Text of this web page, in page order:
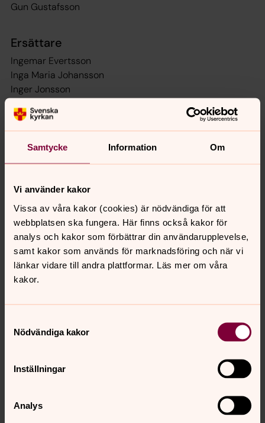
Samtycke Information Om
Vi använder kakor
Vissa av våra kakor (cookies) är nödvändiga för att
webbplatsen ska fungera. Här finns också kakor för
analys och kakor som förbättrar din användarupplevelse,
samt kakor som används för marknadsföring och när vi
länkar vidare till andra plattformar. Läs mer om våra
kakor.
Nödvändiga kakor
Inställningar
Analys
Gun Gustafsson
Ersättare
Ingemar Evertsson
Inga Maria Johansson
Inger Jonsson
Emanuel Carlsson, kyrkoherde
Anita Nilsson Ingvarsdotter, komminister
GDPR: Ideella medarbetare och
ledare
Information om hur vi hanterar dina personuppgifter om
du är ideell medarbetare eller ledare.
Senast ändrad 22 april 2026
gotene.pastorat@svenskakyrkan.se